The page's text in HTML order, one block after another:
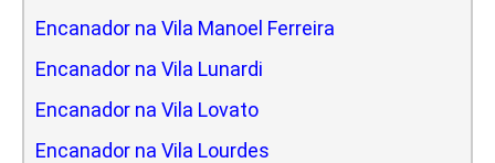
Encanador na Vila Manoel Ferreira
Encanador na Vila Lunardi
Encanador na Vila Lovato
Encanador na Vila Lourdes